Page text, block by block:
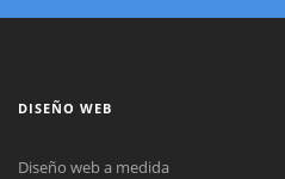
DISEÑO WEB
Diseño web a medida